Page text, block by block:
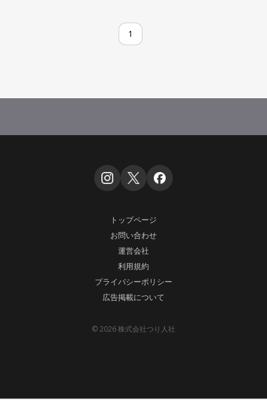
1
トップページ
お問い合わせ
運営会社
利用規約
プライバシーポリシー
広告掲載について
© 2026 株式会社つり人社